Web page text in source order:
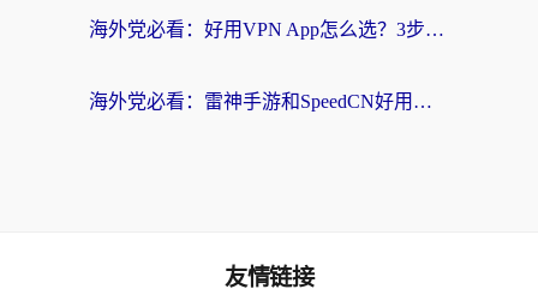
海外党必看：好用VPN App怎么选？3步教你无缝访问国内资源
海外党必看：雷神手游和SpeedCN好用吗？3招选对回国加速器无缝刷国内资源
友情链接